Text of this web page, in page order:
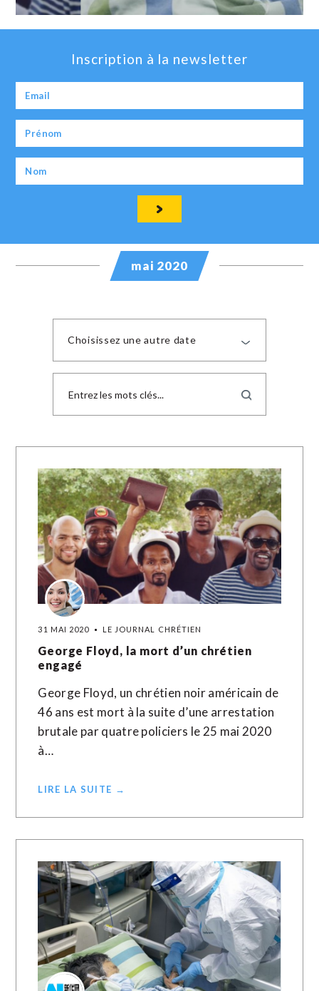
Inscription à la newsletter
mai 2020
Choisissez une autre date
31 MAI 2020 LE JOURNAL CHRÉTIEN
George Floyd, la mort d’un chrétien
engagé
George Floyd, un chrétien noir américain de
46 ans est mort à la suite d’une arrestation
brutale par quatre policiers le 25 mai 2020
à…
LIRE LA SUITE →